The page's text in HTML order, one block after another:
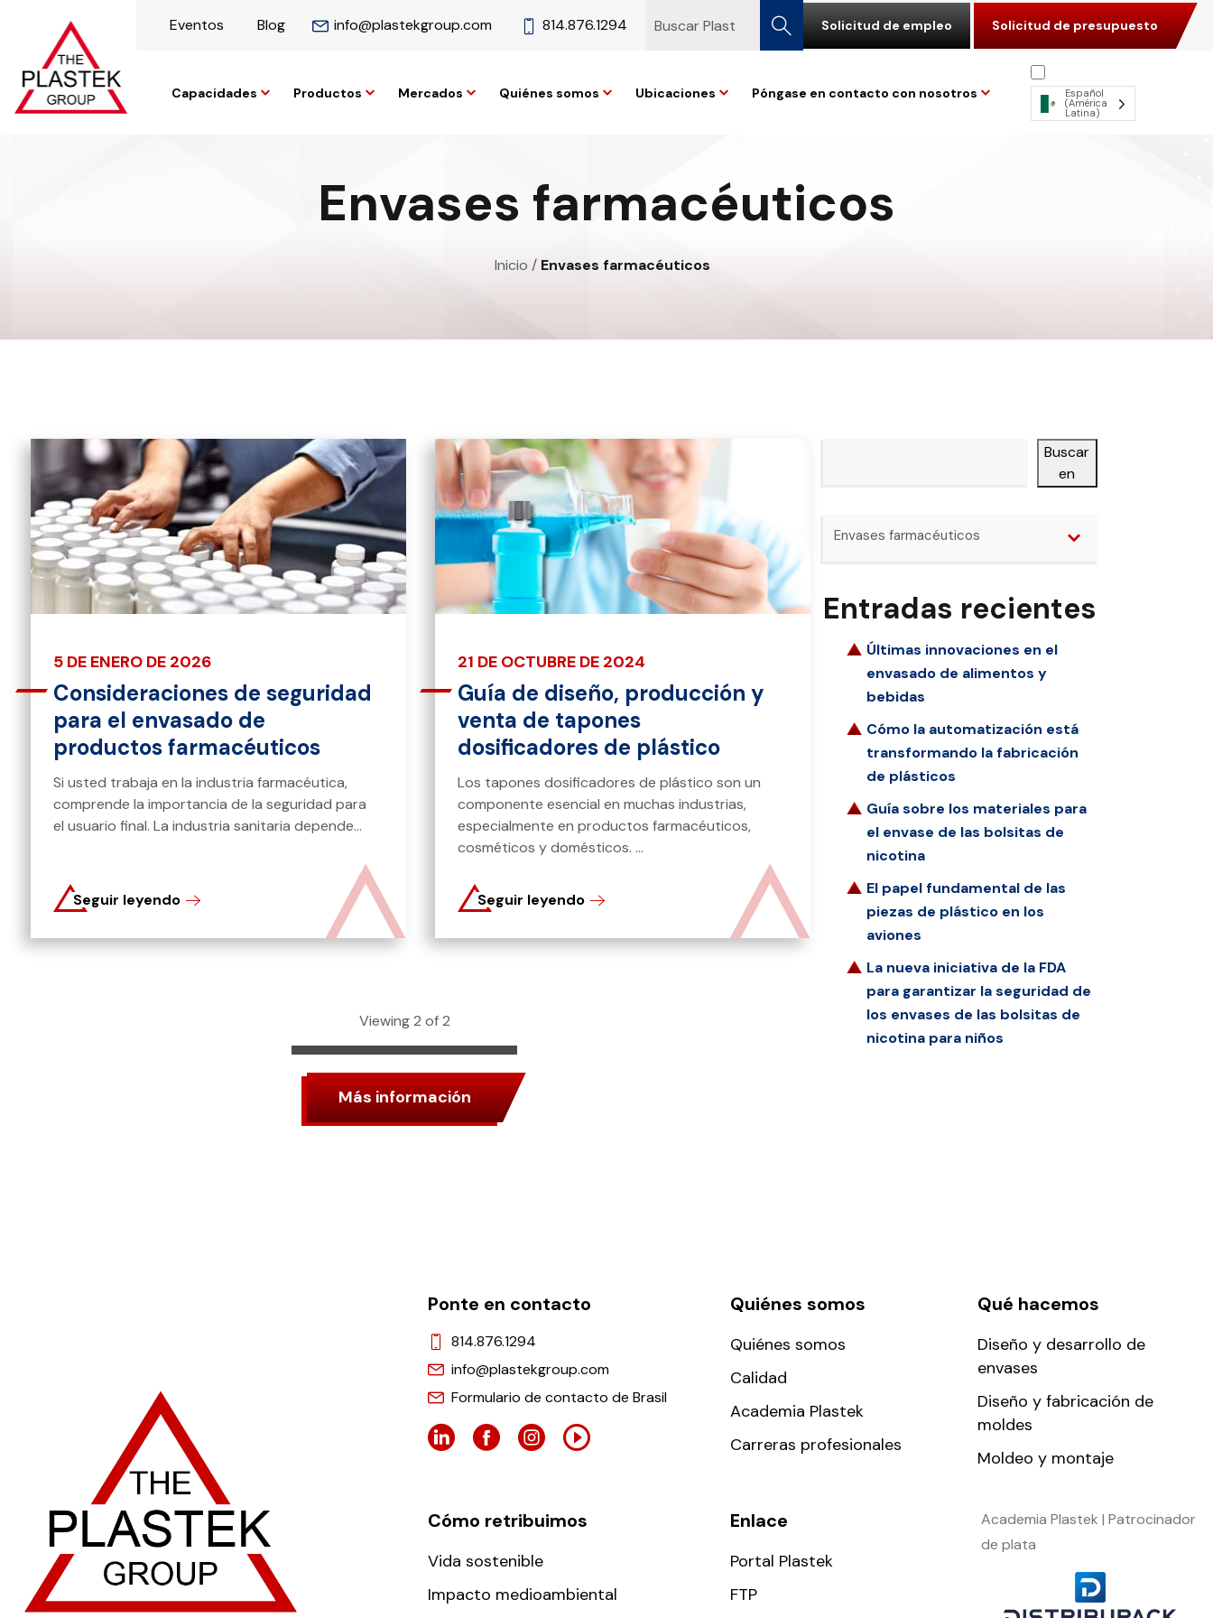
Eventos Blog info@plastekgroup.com 814.876.1294 Solicitud de empleo Solicitud de presupuesto
Capacidades Productos Mercados Quiénes somos Ubicaciones Póngase en contacto con nosotros Español
(América
Latina)
Envases farmacéuticos
Inicio / Envases farmacéuticos
5 DE ENERO DE 2026
Consideraciones de seguridad
para el envasado de
productos farmacéuticos
Si usted trabaja en la industria farmacéutica,
comprende la importancia de la seguridad para
el usuario final. La industria sanitaria depende...
Seguir leyendo
21 DE OCTUBRE DE 2024
Guía de diseño, producción y
venta de tapones
dosificadores de plástico
Los tapones dosificadores de plástico son un
componente esencial en muchas industrias,
especialmente en productos farmacéuticos,
cosméticos y domésticos. ...
Seguir leyendo
Viewing 2 of 2
Más información
Buscar
en
Envases farmacéuticos
Entradas recientes
Últimas innovaciones en el
envasado de alimentos y
bebidas
Cómo la automatización está
transformando la fabricación
de plásticos
Guía sobre los materiales para
el envase de las bolsitas de
nicotina
El papel fundamental de las
piezas de plástico en los
aviones
La nueva iniciativa de la FDA
para garantizar la seguridad de
los envases de las bolsitas de
nicotina para niños
Ponte en contacto
814.876.1294
info@plastekgroup.com
Formulario de contacto de Brasil
Quiénes somos
Quiénes somos
Calidad
Academia Plastek
Carreras profesionales
Qué hacemos
Diseño y desarrollo de
envases
Diseño y fabricación de
moldes
Moldeo y montaje
Cómo retribuimos
Vida sostenible
Impacto medioambiental
Enlace
Portal Plastek
FTP
Academia Plastek | Patrocinador
de plata